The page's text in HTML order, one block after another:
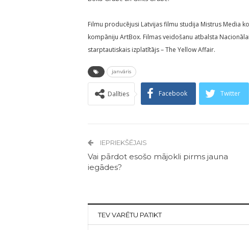
Filmu producējusi Latvijas filmu studija Mistrus Media
kompāniju ArtBox. Filmas veidošanu atbalsta
starptautiskais izplatītājs – The Yellow Affair.
janvāris
Dalīties Facebook Twitter
IEPRIEKŠĒJAIS
Vai pārdot esošo mājokli pirms jauna
iegādes?
TEV VARĒTU PATIKT